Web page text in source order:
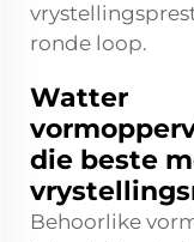
ronde loop.
Watter
die beste
Behoorlike